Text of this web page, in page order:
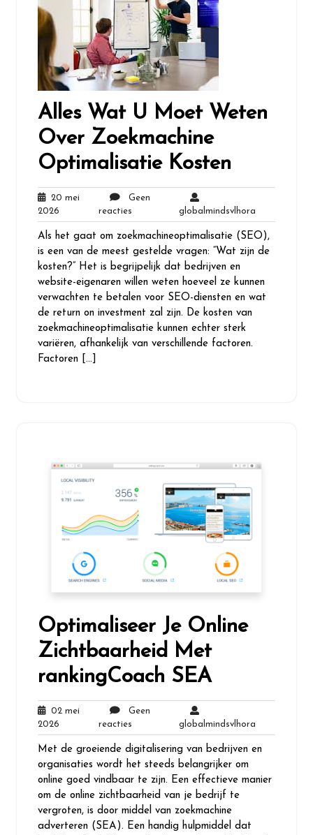
Alles Wat U Moet Weten
Over Zoekmachine
Optimalisatie Kosten
20 mei
2026
mei
2026
Geen
reactiesGeen
reacties
globalmindsvlhora
Als het gaat om zoekmachineoptimalisatie (SEO),
is een van de meest gestelde vragen: “Wat zijn de
kosten?” Het is begrijpelijk dat bedrijven en
website-eigenaren willen weten hoeveel ze kunnen
verwachten te betalen voor SEO-diensten en wat
de return on investment zal zijn. De kosten van
zoekmachineoptimalisatie kunnen echter sterk
variëren, afhankelijk van verschillende factoren.
Factoren […]
Optimaliseer Je Online
Zichtbaarheid Met
rankingCoach SEA
02 mei
2026
mei
2026
Geen
reactiesGeen
reacties
globalmindsvlhora
Met de groeiende digitalisering van bedrijven en
organisaties wordt het steeds belangrijker om
online goed vindbaar te zijn. Een effectieve manier
om de online zichtbaarheid van je bedrijf te
vergroten, is door middel van zoekmachine
adverteren (SEA). Een handig hulpmiddel dat